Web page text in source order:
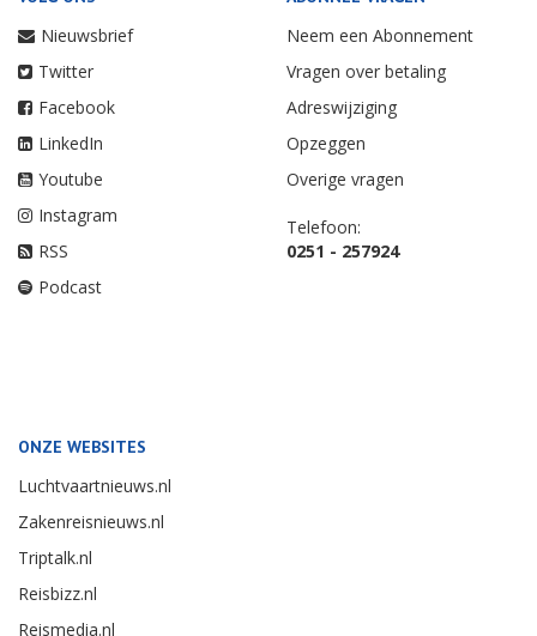
Nieuwsbrief
Twitter
Facebook
LinkedIn
Youtube
Instagram
RSS
Podcast
Neem een Abonnement
Vragen over betaling
Adreswijziging
Opzeggen
Overige vragen
Telefoon:
0251 - 257924
ONZE WEBSITES
Luchtvaartnieuws.nl
Zakenreisnieuws.nl
Triptalk.nl
Reisbizz.nl
Reismedia.nl